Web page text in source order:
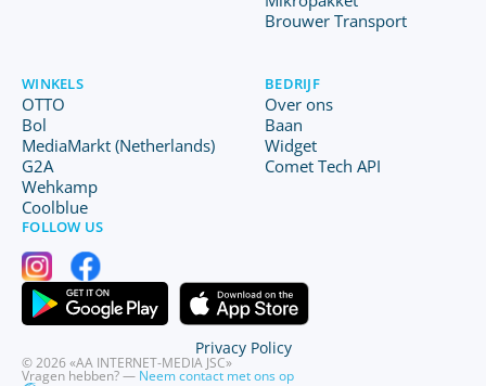
Brouwer Transport
WINKELS
OTTO
Bol
MediaMarkt (Netherlands)
G2A
Wehkamp
Coolblue
BEDRIJF
Over ons
Baan
Widget
Comet Tech API
FOLLOW US
© 2026 «AA INTERNET-MEDIA JSC»
Vragen hebben? — Neem contact met ons op
Privacy Policy